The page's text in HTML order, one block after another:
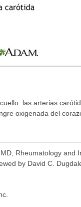
las arterias
oxigenada del
Rheumatology and
by David C.